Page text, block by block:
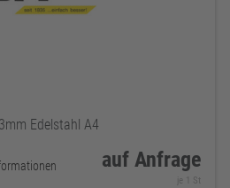
Edelstahl A4
auf Anfrage
je 1 St